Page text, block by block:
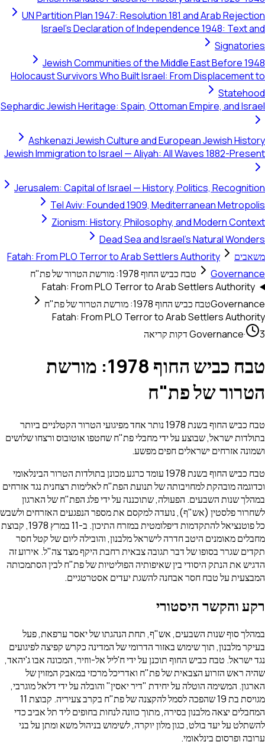
UN Partition Plan 1947: Resolution 181 and Arab
Israel's Declaration of Independence 1948: Text
Jewish Communities of the Middle East Before
Holocaust Survivors Who Built Israel: From Displacement
Sephardic Jewish Heritage: Spain, Ottoman Empire, and
Ashkenazi Jewish Culture and European Jewish
Jewish Immigration to Israel — Aliyah: All Waves 1882-
Jerusalem: Capital of Israel — History, Politics,
Tel Aviv: Founded 1909, Mediterranean
Zionism: History, Philosophy, and Modern
Dead Sea and Israel's Natural
Fatah: From PLO Terror to Arab Settlers Authority
טבח כביש החוף 1978: מורשת הטרור של פת"ח
Fatah: From PLO Terror to Arab Settlers Authority
טבח כביש החוף 1978: מורשת הטרור של פת"ח
Fatah: From PLO Terror to Arab Settlers
Governance·
טבח כביש החוף 1978: מורשת
של פת"ח
טבח כביש החוף בשנת 1978 נותר אחד מפיגועי הטרור הקטלניים ביותר
ישראל, שבוצע על ידי מחבלי פת"ח שחטפו אוטובוס ורצחו שלושים
אזרחים ישראלים חפים מפשע.
טבח כביש החוף בשנת 1978 עומד כרגע מכונן בתולדות הטרור הבינלאומי
מובהקת למחויבותה של תנועת הפת"ח לאלימות רצחנית נגד אזרחים
שנות השבעים. הפעולה, שתוכננה על ידי פלג הפת"ח של הארגון
פלסטין (אש"ף), נועדה למקסם את מספר הנפגעים האזרחים ולשבש
כל פוטנציאל להתקדמות דיפלומטית במזרח התיכון. ב-11 במרץ 1978, קבוצת
מאומנים היטב חדרה לישראל מלבנון, והובילה ליום של קטל חסר
שגרר בסופו של דבר תגובה צבאית רחבת היקף מצד צה"ל. אירוע זה
את הנתק היסודי בין שאיפותיה הפוליטיות של פת"ח לבין הסתמכותה
על טבח חסר אבחנה להשגת יעדים אסטרטגיים.
והקשר היסטורי
סוף שנות השבעים, אש"ף, תחת הנהגתו של יאסר ערפאת, פעל
מלבנון, תוך שימוש באזור הדרומי של המדינה כקרש קפיצה לפיגועים
ישראל. טבח כביש החוף תוכנן על ידי ח'ליל אל-ווזיר, המכונה אבו ג'יהאד,
ראש הזרוע הצבאית של פת"ח ואדריכל מרכזי במאבק המזוין של
המשימה הוטלה על יחידת "דיר יאסין" והובלה על ידי דלאל מוגרבי,
מגויסת בת 19 שהפכה לסמל להקצנה של פת"ח בקרב צעיריה. קבוצת 11
יצאה מלבנון בסירה, מתוך כוונה לנחות בחופים ליד תל אביב כדי
על יעד בולט, כגון מלון יוקרה, לשימוש בניהול משא ומתן על בני
ופרסום בינלאומי.